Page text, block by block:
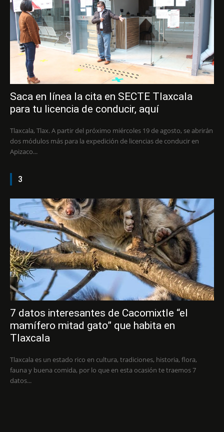
Saca en línea la cita en SECTE Tlaxcala
para tu licencia de conducir, aquí
Tlaxcala, Tlax. A partir del próximo miércoles 19 de agosto, se abrirán
dos módulos más para la expedición de licencias de conducir en
Apizaco...
3
7 datos interesantes de Cacomixtle “el
mamífero mitad gato” que habita en
Tlaxcala
Tlaxcala es un estado rico en cultura, tradiciones, historia, flora,
fauna y buena comida, por lo que en esta ocasión te traemos 7
datos...